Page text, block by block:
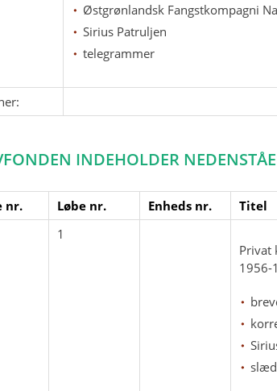
Østgrønlandsk Fangstkompagni
Sirius Patruljen
telegrammer
INDEHOLDER
nr. Løbe nr. Enheds nr.
Titel
1
Privat
1956-